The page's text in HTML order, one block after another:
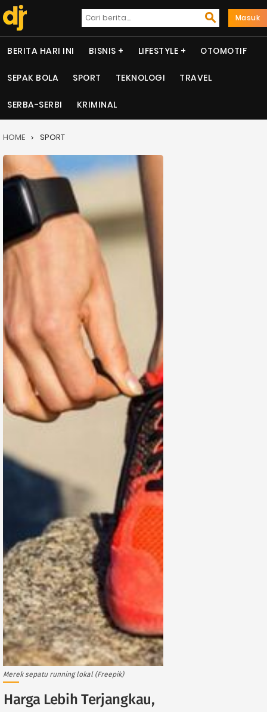
Masuk
BERITA HARI INI BISNIS LIFESTYLE OTOMOTIF
SEPAK BOLA SPORT TEKNOLOGI TRAVEL
SERBA-SERBI KRIMINAL
HOME SPORT
Merek sepatu running lokal (Freepik)
Harga Lebih Terjangkau,